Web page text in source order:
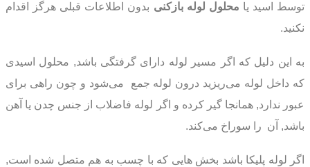
توسط اسید یا محلول لوله بازکنی بدون اطلاعات قبلی هرگز اقدام
نکنید.
به این دلیل که اگر مسیر لوله دارای گرفتگی باشد, محلول اسیدی
که داخل لوله می‌ریزید درون لوله جمع می‌شود و چون راهی برای
عبور ندارد, همانجا گیر کرده و اگر لوله فاضلاب از جنس چدن یا آهن
باشد, آن را سوراخ می‌کند.
اگر لوله پلیکا باشد بخش هایی که با چسب به هم متصل شده است,